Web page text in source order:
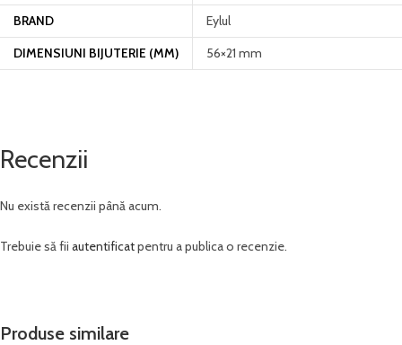
BRAND
Eylul
DIMENSIUNI BIJUTERIE (MM)
56×21 mm
Recenzii
Nu există recenzii până acum.
Trebuie să fii autentificatpentru a publica o recenzie.
Produse similare